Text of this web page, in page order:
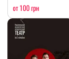
от 100 грн